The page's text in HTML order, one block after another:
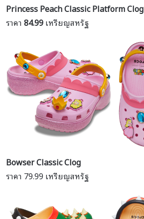
Princess Peach Classic Platform Clog
ราคา84.99เหรียญสหรัฐ
Bowser Classic Clog
ราคา 79.99 เหรียญสหรัฐ